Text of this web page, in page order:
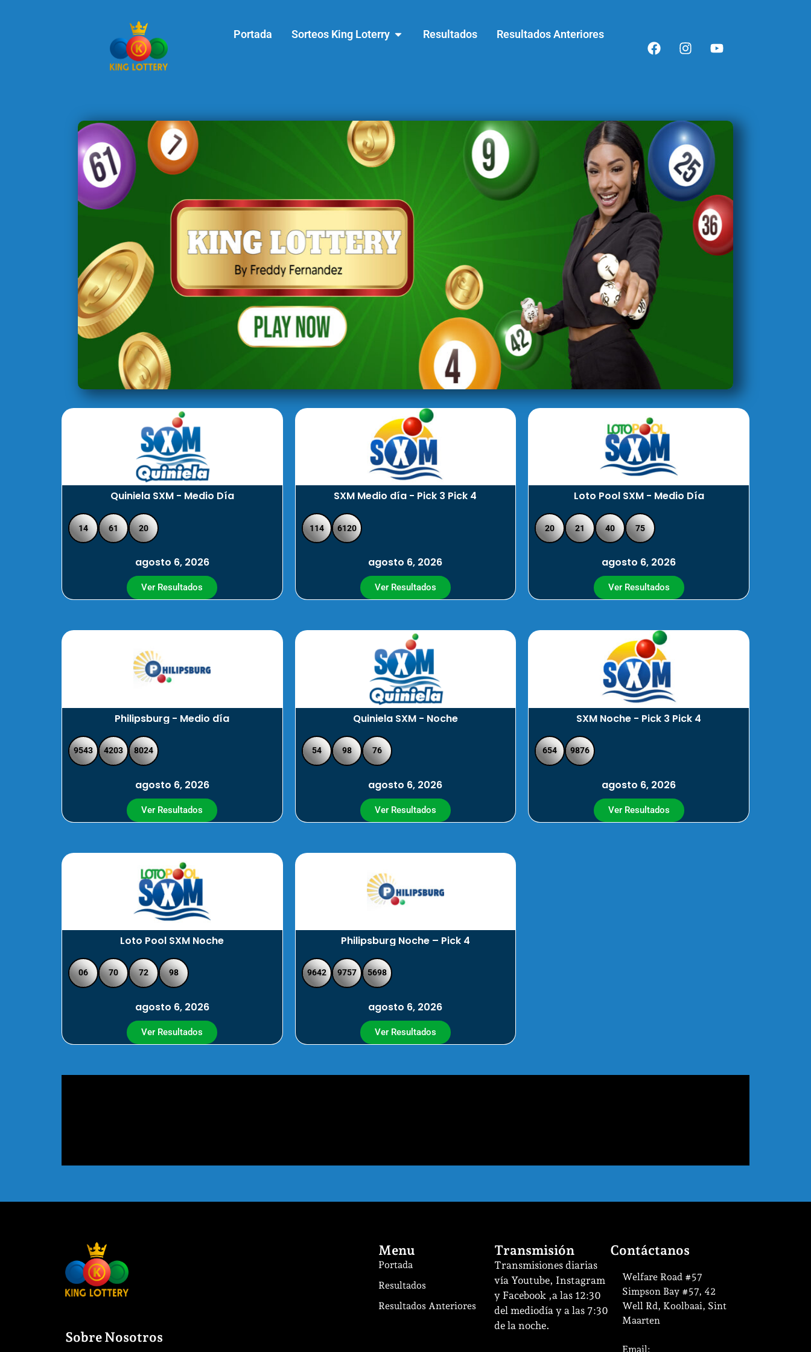
Portada Sorteos King Loterry Resultados Resultados Anteriores
Quiniela SXM - Medio Día SXM Medio día - Pick 3 Pick 4 Loto Pool SXM - Medio Día
14 61 20
agosto 6, 2026
114 6120
agosto 6, 2026
20 21 40 75
agosto 6, 2026
Ver Resultados Ver Resultados Ver Resultados
Philipsburg - Medio día Quiniela SXM - Noche SXM Noche - Pick 3 Pick 4
9543 4203 8024
agosto 6, 2026
54 98 76
agosto 6, 2026
654 9876
agosto 6, 2026
Ver Resultados Ver Resultados Ver Resultados
Loto Pool SXM Noche Philipsburg Noche – Pick 4
06 70 72 98
agosto 6, 2026
9642 9757 5698
agosto 6, 2026
Ver Resultados Ver Resultados
Sobre Nosotros
Menu
Portada
Resultados
Resultados Anteriores
Transmisión
Transmisiones diarias
vía Youtube, Instagram
y Facebook ,a las 12:30
del mediodía y a las 7:30
de la noche.
Contáctanos
Welfare Road #57
Simpson Bay #57, 42
Well Rd, Koolbaai, Sint
Maarten
Email: